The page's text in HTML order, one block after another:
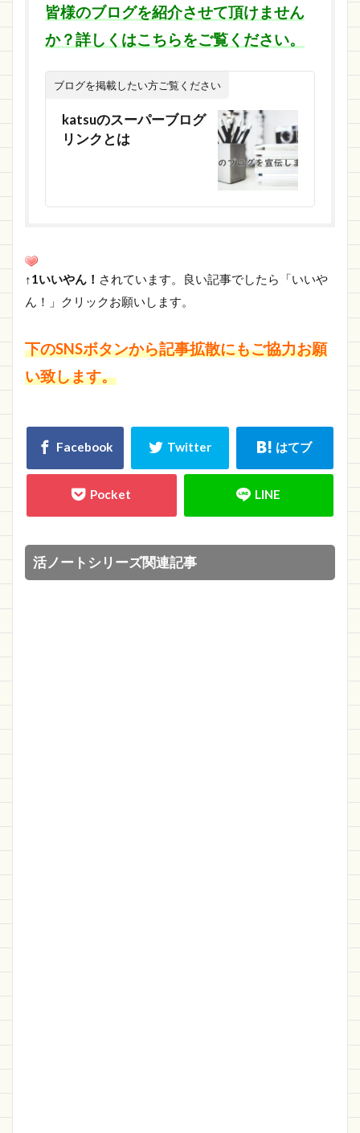
皆様のブログを紹介させて頂けません
か？詳しくはこちらをご覧ください。
ブログを掲載したい方ご覧ください
katsuのスーパーブログ
リンクとは
↑1いいやん！ されています。良い記事でしたら「いいや
ん！」クリックお願いします。
下のSNSボタンから記事拡散にもご協力お願
い致します。
活ノートシリーズ関連記事